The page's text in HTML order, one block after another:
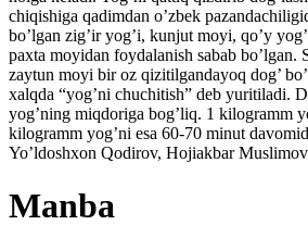
chiqishiga qadimdan o’zbek
bo’lgan zig’ir yog’i, kunjut moyi, qo’y
paxta moyidan foydalanish sabab bo’lgan.
zaytun moyi bir oz qizitilgandayoq dog’
xalqda “yog’ni chuchitish” deb yuritiladi.
yog’ning miqdoriga bog’liq. 1 kilogramm
kilogramm yog’ni esa 60-70 minut
Yo’ldoshxon Qodirov, Hojiakbar
Manba